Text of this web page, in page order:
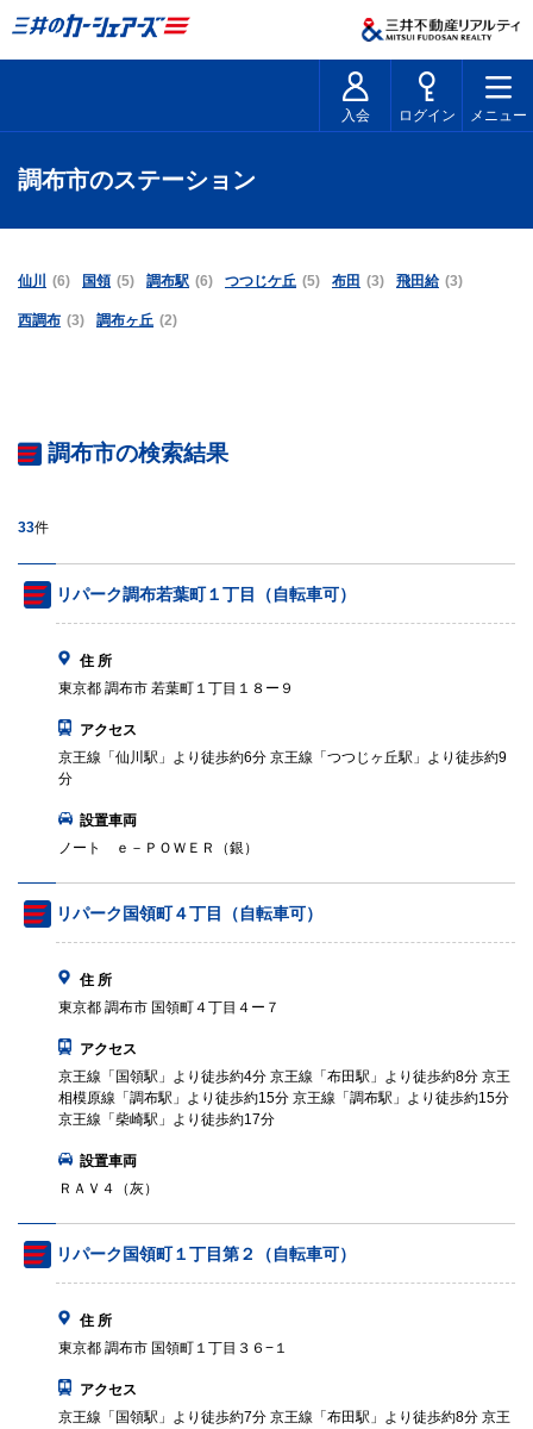
入会 ログイン メニュー
調布市のステーション
仙川 (6) 国領 (5) 調布駅 (6) つつじケ丘 (5) 布田 (3) 飛田給 (3)
西調布 (3) 調布ヶ丘 (2)
調布市の検索結果
33件
リパーク調布若葉町１丁目（自転車可）
住 所
東京都 調布市 若葉町１丁目１８ー９
アクセス
京王線「仙川駅」より徒歩約6分 京王線「つつじヶ丘駅」より徒歩約9
分
設置車両
ノート ｅ－ＰＯＷＥＲ（銀）
リパーク国領町４丁目（自転車可）
住 所
東京都 調布市 国領町４丁目４ー７
アクセス
京王線「国領駅」より徒歩約4分 京王線「布田駅」より徒歩約8分 京王
相模原線「調布駅」より徒歩約15分 京王線「調布駅」より徒歩約15分
京王線「柴崎駅」より徒歩約17分
設置車両
ＲＡＶ４（灰）
リパーク国領町１丁目第２（自転車可）
住 所
東京都 調布市 国領町１丁目３６−１
アクセス
京王線「国領駅」より徒歩約7分 京王線「布田駅」より徒歩約8分 京王